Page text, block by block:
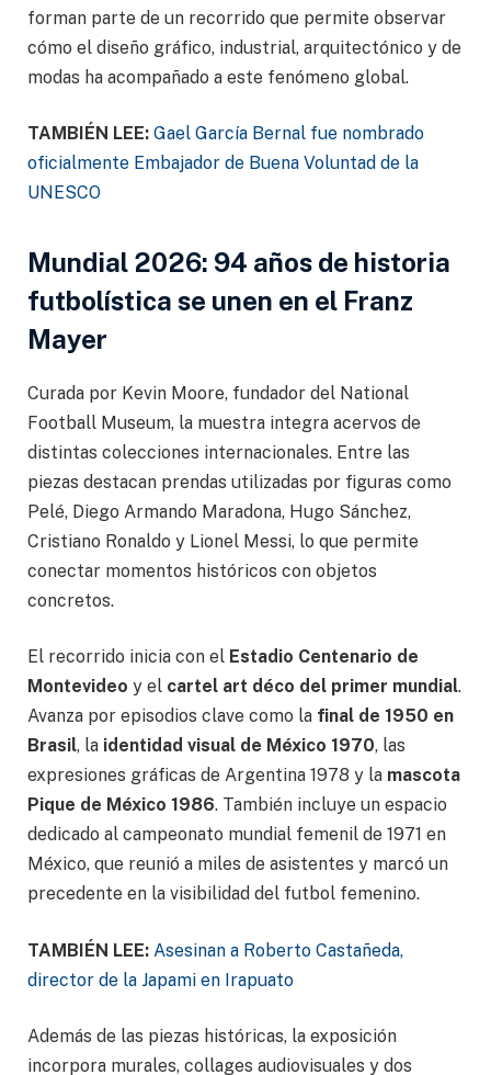
forman parte de un recorrido que permite observar
cómo el diseño gráfico, industrial, arquitectónico y de
modas ha acompañado a este fenómeno global.
TAMBIÉN LEE: Gael García Bernal fue nombrado
oficialmente Embajador de Buena Voluntad de la
UNESCO
Mundial 2026: 94 años de historia
futbolística se unen en el Franz
Mayer
Curada por Kevin Moore, fundador del National
Football Museum, la muestra integra acervos de
distintas colecciones internacionales. Entre las
piezas destacan prendas utilizadas por figuras como
Pelé, Diego Armando Maradona, Hugo Sánchez,
Cristiano Ronaldo y Lionel Messi, lo que permite
conectar momentos históricos con objetos
concretos.
El recorrido inicia con el Estadio Centenario de
Montevideo y el cartel art déco del primer mundial.
Avanza por episodios clave como la final de 1950 en
Brasil, la identidad visual de México 1970, las
expresiones gráficas de Argentina 1978 y la mascota
Pique de México 1986. También incluye un espacio
dedicado al campeonato mundial femenil de 1971 en
México, que reunió a miles de asistentes y marcó un
precedente en la visibilidad del futbol femenino.
TAMBIÉN LEE: Asesinan a Roberto Castañeda,
director de la Japami en Irapuato
Además de las piezas históricas, la exposición
incorpora murales, collages audiovisuales y dos